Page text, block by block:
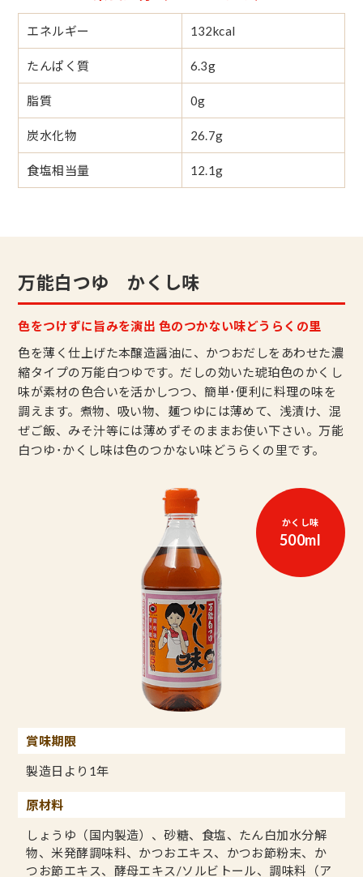
エネルギー 132kcal
たんぱく質 6.3g
脂質 0g
炭水化物 26.7g
食塩相当量 12.1g
万能白つゆ かくし味
色をつけずに旨みを演出 色のつかない味どうらくの里
色を薄く仕上げた本醸造醤油に、かつおだしをあわせた濃
縮タイプの万能白つゆです。だしの効いた琥珀色のかくし
味が素材の色合いを活かしつつ、簡単･便利に料理の味を
調えます。煮物、吸い物、麺つゆには薄めて、浅漬け、混
ぜご飯、みそ汁等には薄めずそのままお使い下さい。万能
白つゆ･かくし味は色のつかない味どうらくの里です。
かくし味
500ml
賞味期限
製造日より1年
原材料
しょうゆ（国内製造）、砂糖、食塩、たん白加水分解
物、米発酵調味料、かつおエキス、かつお節粉末、か
つお節エキス、酵母エキス/ソルビトール、調味料（ア